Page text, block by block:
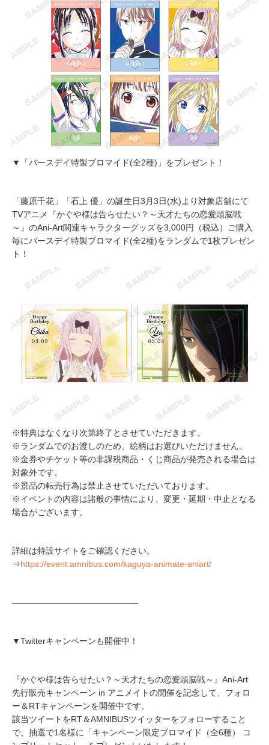
▼「バースデイ特製ブロマイド(全2種)」をプレゼント！
「藤原千花」「石上 優」の誕生日3月3日(水)より対象店舗にて
TVアニメ『かぐや様は告らせたい？～天才たちの恋愛頭脳戦
～』のAni-Art関連キャラクターグッズを3,000円（税込）ご購入
毎にバースデイ特製ブロマイド(全2種)をランダムで1枚プレゼン
ト！
※特典はなくなり次第終了とさせていただきます。
※ランダムでのお渡しのため、絵柄はお選びいただけません。
※金券やチケット等の非課税商品・くじ商品が発売される場合は
対象外です。
※景品の転売行為は禁止させていただいております。
※イベントの内容は諸般の事情により、変更・延期・中止となる
場合がございます。
詳細は特設サイトをご確認ください。
⇒https://event.amnibus.com/kaguya-animate-aniart/
―――――――――――――――
▼Twitterキャンペーンも開催中！
『かぐや様は告らせたい？～天才たちの恋愛頭脳戦～』Ani-Art
先行販売キャンペーン in アニメイトの開催を記念して、フォロ
ー＆RTキャンペーンを開催中です。
該当ツイートをRT＆AMNIBUSツイッターをフォローすること
で、抽選で1名様に「キャンペーン限定ブロマイド（全6種） コ